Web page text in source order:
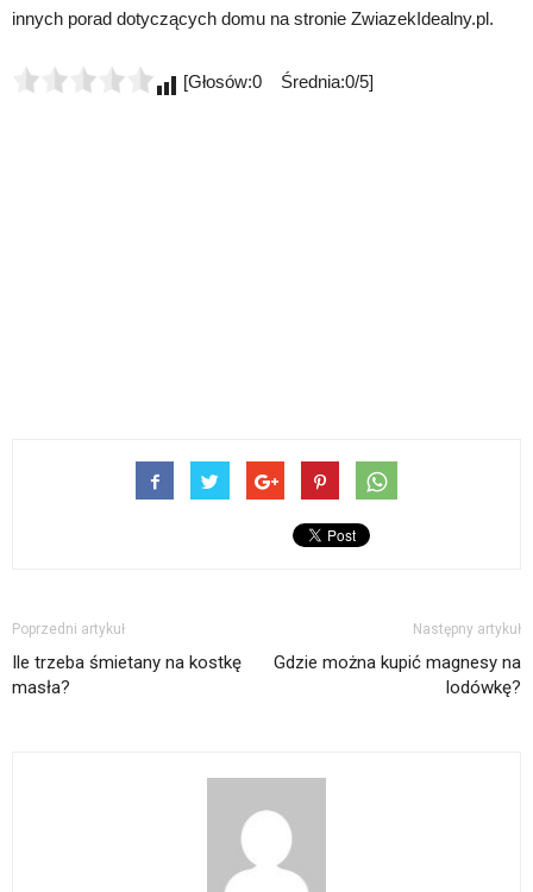
innych porad dotyczących domu na stronie ZwiazekIdealny.pl.
[Głosów:0 Średnia:0/5]
Poprzedni artykuł
Ile trzeba śmietany na kostkę
masła?
Następny artykuł
Gdzie można kupić magnesy na
lodówkę?